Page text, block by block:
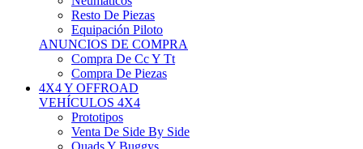
Resto De Piezas
Equipación Piloto
ANUNCIOS DE COMPRA
Compra De Cc Y Tt
Compra De Piezas
4X4 Y OFFROAD
VEHÍCULOS 4X4
Prototipos
Venta De Side By Side
Quads Y Buggys